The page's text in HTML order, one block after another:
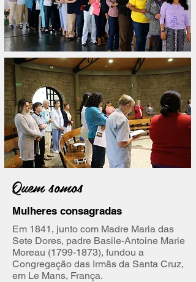
Quem somos
Mulheres consagradas
Em 1841, junto com Madre Maria das
Sete Dores, padre Basile-Antoine Marie
Moreau (1799-1873), fundou a
Congregação das Irmãs da Santa Cruz,
em Le Mans, França.